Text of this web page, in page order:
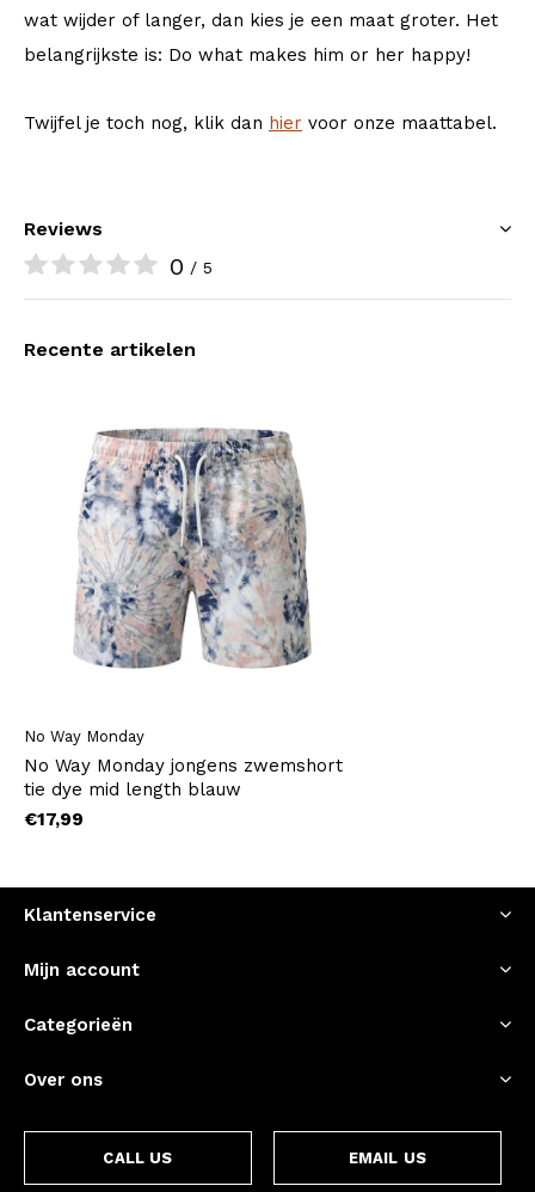
wat wijder of langer, dan kies je een maat groter. Het
belangrijkste is: Do what makes him or her happy!
Twijfel je toch nog, klik dan hier voor onze maattabel.
Reviews
0 / 5
Recente artikelen
No Way Monday
No Way Monday jongens zwemshort
tie dye mid length blauw
€17,99
Klantenservice
Mijn account
Categorieën
Over ons
CALL US EMAIL US